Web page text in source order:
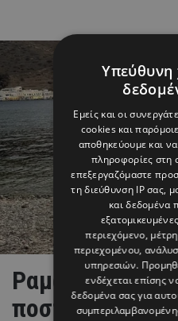
Ραμόνα &
ποστάλ» από το
Εμείς και οι
cookies και
αποθηκεύουμε και
πληροφορίες στη
επεξεργαζόμαστε
τη διεύθυνση IP σας,
και δεδομένα
περιεχόμενο,
περιεχομένου,
υπηρεσιών.
ενδέχεται επίσης
δεδομένα σας για